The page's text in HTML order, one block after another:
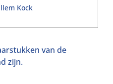
Kock
van de
zijn.